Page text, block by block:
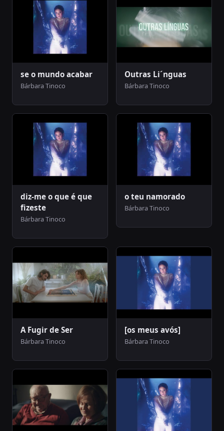
se o mundo acabar
Bárbara Tinoco
Outras Li´nguas
Bárbara Tinoco
diz-me o que é que
fizeste
Bárbara Tinoco
o teu namorado
Bárbara Tinoco
A Fugir de Ser
Bárbara Tinoco
[os meus avós]
Bárbara Tinoco